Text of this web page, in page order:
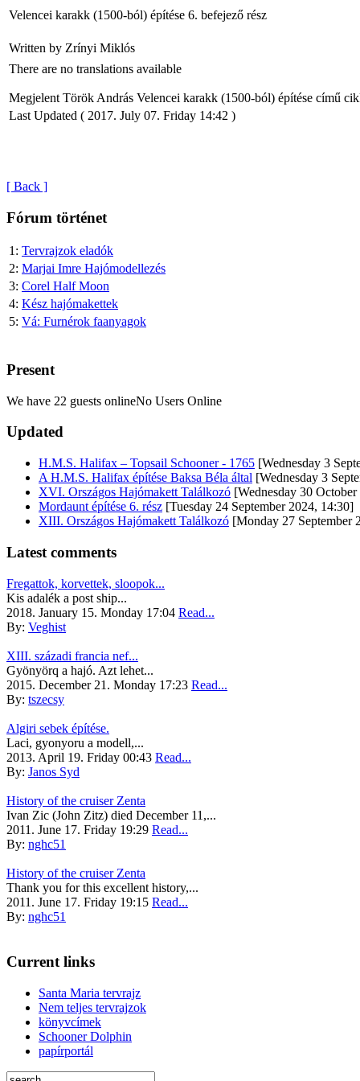
Click
content.
Galley
A Peregrine
Galley
kittje
Gatewaytől
Velencei karakk (1500-ból) építése 6. befejező rész
Written by Zrínyi Miklós
There are no translations available
Megjelent Török András Velencei karakk (1500-ból) építése című
Last Updated ( 2017. July 07. Friday 14:42 )
[ Back ]
Fórum történet
1: Tervrajzok eladók
2: Marjai Imre Hajómodellezés
3: Corel Half Moon
4: Kész hajómakettek
5: Vá: Furnérok faanyagok
Present
We have 22 guests onlineNo Users Online
Updated
H.M.S. Halifax – Topsail Schooner - 1765 [Wednesday 3
A H.M.S. Halifax építése Baksa Béla által [Wednesday 3
XVI. Országos Hajómakett Találkozó [Wednesday 30
Mordaunt építése 6. rész [Tuesday 24 September 2024, 14:30]
XIII. Országos Hajómakett Találkozó [Monday 27 September
Latest comments
Fregattok, korvettek, sloopok...
Kis adalék a post ship...
2018. January 15. Monday 17:04 Read...
By: Veghist
XIII. századi francia nef...
Gyönyörq a hajó. Azt lehet...
2015. December 21. Monday 17:23 Read...
By: tszecsy
Algiri sebek építése.
Laci, gyonyoru a modell,...
2013. April 19. Friday 00:43 Read...
By: Janos Syd
History of the cruiser Zenta
Ivan Zic (John Zitz) died December 11,...
2011. June 17. Friday 19:29 Read...
By: nghc51
History of the cruiser Zenta
Thank you for this excellent history,...
2011. June 17. Friday 19:15 Read...
By: nghc51
Current links
Santa Maria tervrajz
Nem teljes tervrajzok
könyvcímek
Schooner Dolphin
papírportál